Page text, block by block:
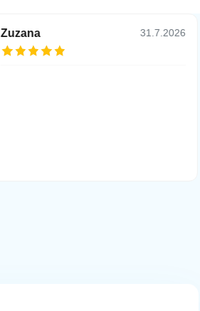
Zuzana 31.7.2026